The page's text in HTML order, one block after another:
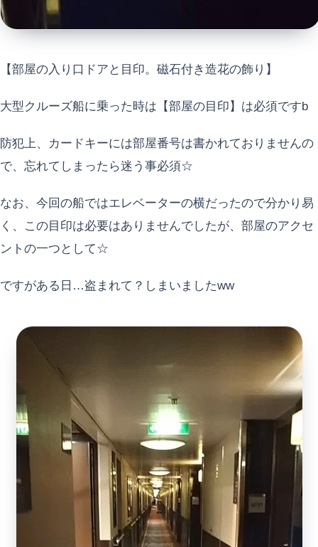
【部屋の入り口ドアと目印。磁石付き造花の飾り】
大型クルーズ船に乗った時は【部屋の目印】は必須ですb
防犯上、カードキーには部屋番号は書かれておりませんの
で、忘れてしまったら迷う事必須☆
なお、今回の船ではエレベーターの横だったので分かり易
く、この目印は必要はありませんでしたが、部屋のアクセ
ントの一つとして☆
ですがある日…盗まれて？しまいましたww